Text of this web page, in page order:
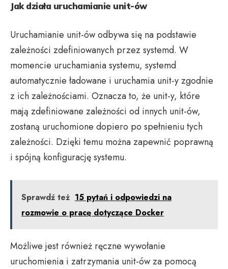
Jak działa uruchamianie unit-ów
Uruchamianie unit-ów odbywa się na podstawie
zależności zdefiniowanych przez systemd. W
momencie uruchamiania systemu, systemd
automatycznie ładowane i uruchamia unit-y zgodnie
z ich zależnościami. Oznacza to, że unit-y, które
mają zdefiniowane zależności od innych unit-ów,
zostaną uruchomione dopiero po spełnieniu tych
zależności. Dzięki temu można zapewnić poprawną
i spójną konfigurację systemu.
Sprawdź też 15 pytań i odpowiedzi na
rozmowie o pracę dotyczące Docker
Możliwe jest również ręczne wywołanie
uruchomienia i zatrzymania unit-ów za pomocą